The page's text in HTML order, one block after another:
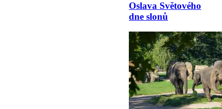
Oslava Světového
dne slonů